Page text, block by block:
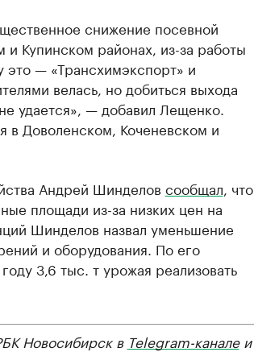
снижение посевной
Купинском районах, из-за работы
— «Трансхимэкспорт» и
велась, но добиться выхода
удается», — добавил Лещенко.
в Доволенском, Коченевском и
Андрей Шинделов сообщал , что
площади из-за низких цен на
Шинделов назвал уменьшение
и оборудования. По его
3,6 тыс. т урожая реализовать
Новосибирск в Telegram-каналеи